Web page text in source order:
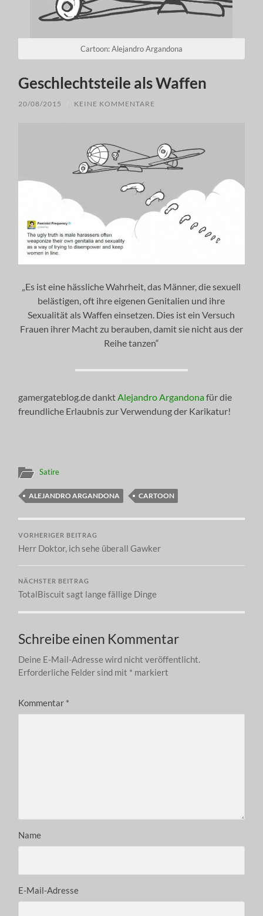
Cartoon: Alejandro Argandona
Geschlechtsteile als Waffen
20/08/2015 KEINE KOMMENTARE
„Es ist eine hässliche Wahrheit, das Männer, die sexuell
belästigen, oft ihre eigenen Genitalien und ihre
Sexualität als Waffen einsetzen. Dies ist ein Versuch
Frauen ihrer Macht zu berauben, damit sie nicht aus der
Reihe tanzen“
gamergateblog.de dankt Alejandro Argandonafür die
freundliche Erlaubnis zur Verwendung der Karikatur!
Satire
ALEJANDRO ARGANDONA CARTOON
VORHERIGER BEITRAG
Herr Doktor, ich sehe überall Gawker
NÄCHSTER BEITRAG
TotalBiscuit sagt lange fällige Dinge
Schreibe einen Kommentar
Deine E-Mail-Adresse wird nicht veröffentlicht.
Erforderliche Felder sind mit * markiert
Kommentar *
Name
E-Mail-Adresse